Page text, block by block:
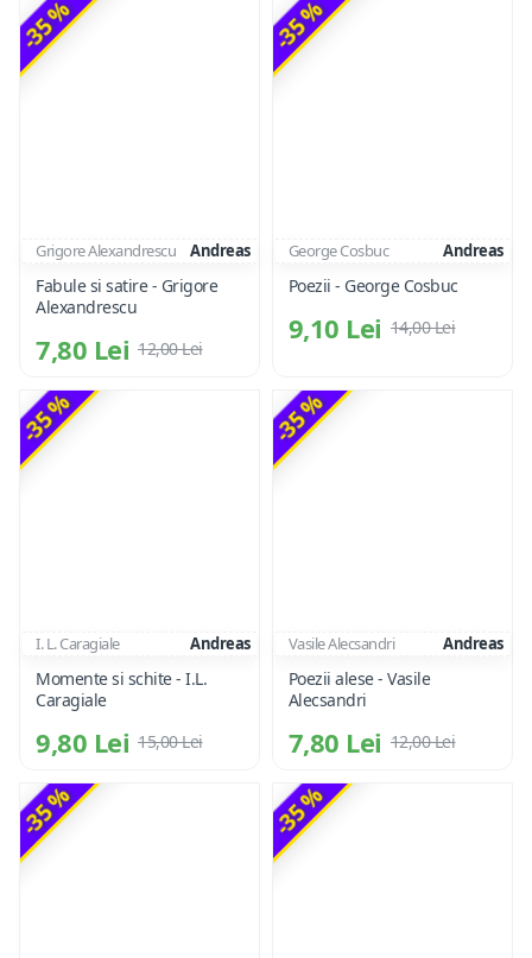
-35 %
Grigore Alexandrescu Andreas
Fabule si satire - Grigore
Alexandrescu
7,80 Lei 12,00 Lei
-35 %
George Cosbuc Andreas
Poezii - George Cosbuc
9,10 Lei 14,00 Lei
-35 %
I. L. Caragiale Andreas
Momente si schite - I.L.
Caragiale
9,80 Lei 15,00 Lei
-35 %
Vasile Alecsandri Andreas
Poezii alese - Vasile
Alecsandri
7,80 Lei 12,00 Lei
-35 % -35 %